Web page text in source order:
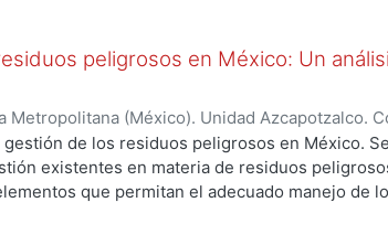
peligrosos en México: Un
Metropolitana (México). Unidad Azcapotzalco.
,2004-04-26)SERRANO DE LA PAZ,
de los residuos peligrosos en México.
existentes en materia de residuos
que permitan el adecuado manejo de